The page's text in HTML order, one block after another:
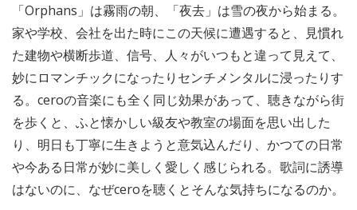
「Orphans」は霧雨の朝、「夜去」は雪の夜から始まる。
家や学校、会社を出た時にこの天候に遭遇すると、見慣れ
た建物や横断歩道、信号、人々がいつもと違って見えて、
妙にロマンチックになったりセンチメンタルに浸ったりす
る。ceroの音楽にも全く同じ効果があって、聴きながら街
を歩くと、ふと懐かしい級友や教室の場面を思い出した
り、明日も丁寧に生きようと意気込んだり、かつての日常
や今ある日常が妙に美しく愛しく感じられる。歌詞に誘導
はないのに、なぜceroを聴くとそんな気持ちになるのか。